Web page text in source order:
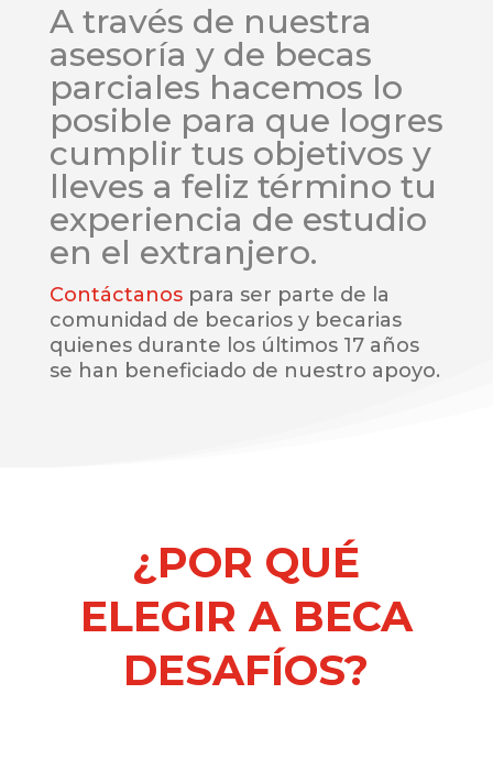
A través de nuestra
asesoría y de becas
parciales hacemos lo
posible para que logres
cumplir tus objetivos y
lleves a feliz término tu
experiencia de estudio
en el extranjero.
Contáctanospara ser parte de la
comunidad de becarios y becarias
quienes durante los últimos 17 años
se han beneficiado de nuestro apoyo.
¿POR QUÉ
ELEGIR A BECA
DESAFÍOS?